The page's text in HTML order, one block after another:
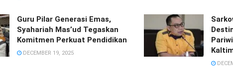
Guru Pilar Generasi Emas,
Syahariah Mas’ud Tegaskan
Komitmen Perkuat Pendidikan
DECEMBER 19, 2025